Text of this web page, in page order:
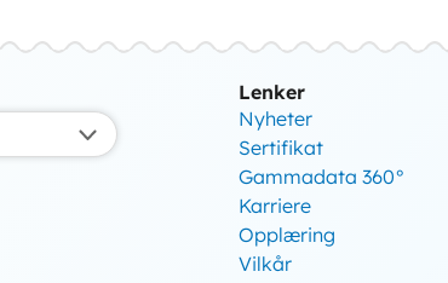
Lenker
Nyheter
Sertifikat
Gammadata 360°
Karriere
Opplæring
Vilkår